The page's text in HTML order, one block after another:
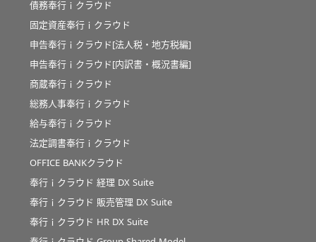
債務奉行ｉクラウド
固定資産奉行ｉクラウド
申告奉行ｉクラウド[法人税・地方税編]
申告奉行ｉクラウド[内訳書・概況書編]
商蔵奉行ｉクラウド
総務人事奉行ｉクラウド
給与奉行ｉクラウド
法定調書奉行ｉクラウド
OFFICE BANKクラウド
奉行ｉクラウド 経理 DX Suite
奉行ｉクラウド 販売管理 DX Suite
奉行ｉクラウド HR DX Suite